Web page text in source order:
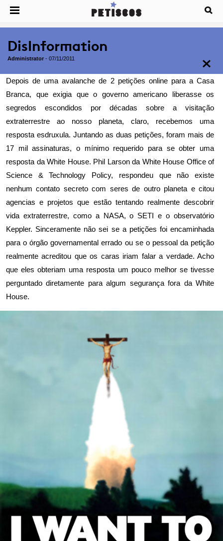
DisInformation
Administrator - 07/11/2011
Depois de uma avalanche de 2 petições online para a Casa
Branca, que exigia que o governo americano liberasse os
segredos escondidos por décadas sobre a visitação
extraterrestre ao nosso planeta, claro, recebemos uma
resposta esdruxula. Juntando as duas petições, foram mais de
17 mil assinaturas, o mínimo requerido para se obter uma
resposta da White House. Phil Larson da White House Office of
Science & Technology Policy, respondeu que não existe
nenhum contato secreto com seres de outro planeta e citou
agencias e projetos que estão tentando realmente descobrir
vida extraterrestre, como a NASA, o SETI e o observatório
Keppler. Sinceramente não sei se a petições foi encaminhada
para o órgão governamental errado ou se o pessoal da petição
realmente acreditou que os caras iriam falar a verdade. Acho
que eles obteriam uma resposta um pouco melhor se tivesse
perguntado diretamente para algum segurança fora da White
House.